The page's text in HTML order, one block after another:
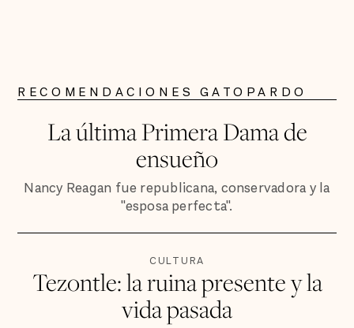
RECOMENDACIONES GATOPARDO
La última Primera Dama de
ensueño
Nancy Reagan fue republicana, conservadora y la
"esposa perfecta".
CULTURA
Tezontle: la ruina presente y la
vida pasada